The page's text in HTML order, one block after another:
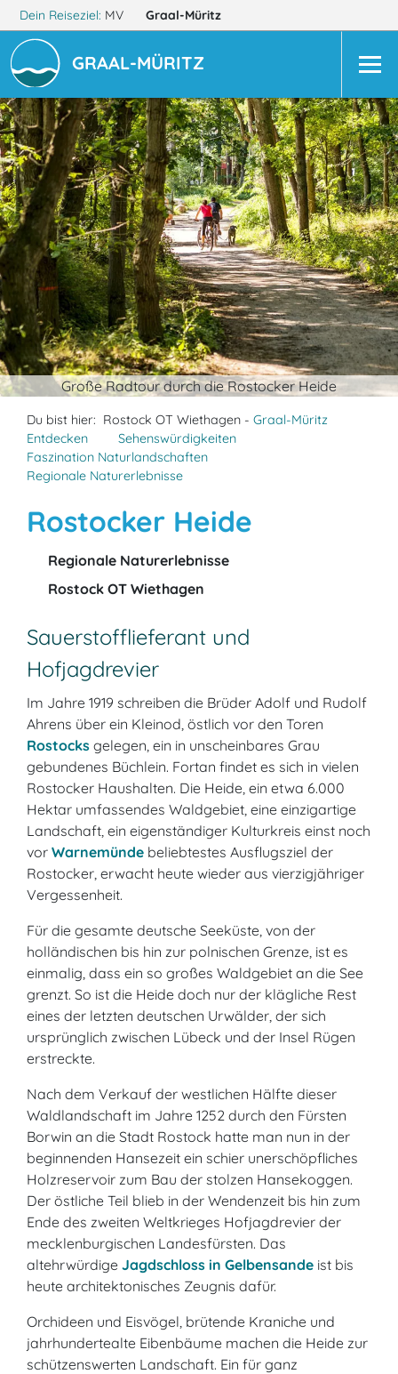
Dein Reiseziel: MV Graal-Müritz
GRAAL-MÜRITZ
Große Radtour durch die Rostocker Heide
Du bist hier: Rostock OT Wiethagen - Graal-Müritz
Entdecken
Sehenswürdigkeiten
Faszination Naturlandschaften
Regionale Naturerlebnisse
Rostocker Heide
Regionale Naturerlebnisse
Rostock OT Wiethagen
Sauerstofflieferant und
Hofjagdrevier
Im Jahre 1919 schreiben die Brüder Adolf und Rudolf
Ahrens über ein Kleinod, östlich vor den Toren
Rostocks gelegen, ein in unscheinbares Grau
gebundenes Büchlein. Fortan findet es sich in vielen
Rostocker Haushalten. Die Heide, ein etwa 6.000
Hektar umfassendes Waldgebiet, eine einzigartige
Landschaft, ein eigenständiger Kulturkreis einst noch
vor Warnemünde beliebtestes Ausflugsziel der
Rostocker, erwacht heute wieder aus vierzigjähriger
Vergessenheit.
Für die gesamte deutsche Seeküste, von der
holländischen bis hin zur polnischen Grenze, ist es
einmalig, dass ein so großes Waldgebiet an die See
grenzt. So ist die Heide doch nur der klägliche Rest
eines der letzten deutschen Urwälder, der sich
ursprünglich zwischen Lübeck und der Insel Rügen
erstreckte.
Nach dem Verkauf der westlichen Hälfte dieser
Waldlandschaft im Jahre 1252 durch den Fürsten
Borwin an die Stadt Rostock hatte man nun in der
beginnenden Hansezeit ein schier unerschöpfliches
Holzreservoir zum Bau der stolzen Hansekoggen.
Der östliche Teil blieb in der Wendenzeit bis hin zum
Ende des zweiten Weltkrieges Hofjagdrevier der
mecklenburgischen Landesfürsten. Das
altehrwürdige Jagdschloss in Gelbensande ist bis
heute architektonisches Zeugnis dafür.
Orchideen und Eisvögel, brütende Kraniche und
jahrhundertealte Eibenbäume machen die Heide zur
schützenswerten Landschaft. Ein für ganz